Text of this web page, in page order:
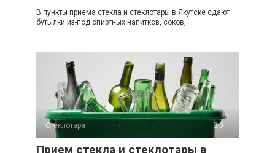
В пункты приема стекла и стеклотары в Якутске сдают
бутылки из-под спиртных напитков, соков,
Стеклотара 0
Прием стекла и стеклотары в